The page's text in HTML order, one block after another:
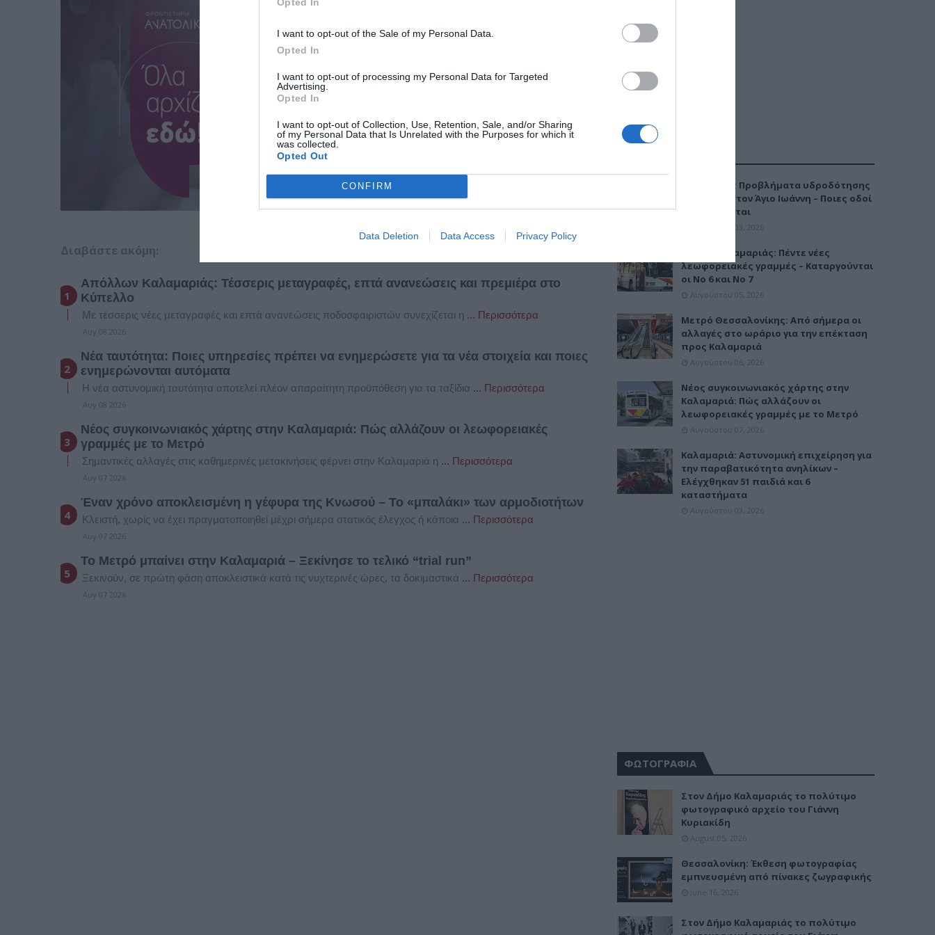
I want to opt-out of the Sale of my Personal Data.
Opted In
I want to opt-out of processing my Personal Data for Targeted
Advertising.
Opted In
I want to opt-out of Collection, Use, Retention, Sale, and/or Sharing
of my Personal Data that Is Unrelated with the Purposes for which it
was collected.
Opted Out
CONFIRM
Data Deletion Data Access Privacy Policy
Διαβάστε ακόμη:
Απόλλων Καλαμαριάς: Τέσσερις μεταγραφές, επτά ανανεώσεις και πρεμιέρα στο
Κύπελλο
Με τέσσερις νέες μεταγραφές και επτά ανανεώσεις ποδοσφαιριστών συνεχίζεται η ... Περισσότερα
Αυγ 08 2026
Νέα ταυτότητα: Ποιες υπηρεσίες πρέπει να ενημερώσετε για τα νέα στοιχεία και ποιες
ενημερώνονται αυτόματα
Η νέα αστυνομική ταυτότητα αποτελεί πλέον απαραίτητη προϋπόθεση για τα ταξίδια ... Περισσότερα
Αυγ 08 2026
Νέος συγκοινωνιακός χάρτης στην Καλαμαριά: Πώς αλλάζουν οι λεωφορειακές
γραμμές με το Μετρό
Σημαντικές αλλαγές στις καθημερινές μετακινήσεις φέρνει στην Καλαμαριά η ... Περισσότερα
Αυγ 07 2026
Έναν χρόνο αποκλεισμένη η γέφυρα της Κνωσού – Το «μπαλάκι» των αρμοδιοτήτων
Κλειστή, χωρίς να έχει πραγματοποιηθεί μέχρι σήμερα στατικός έλεγχος ή κάποια ... Περισσότερα
Αυγ 07 2026
Το Μετρό μπαίνει στην Καλαμαριά – Ξεκίνησε το τελικό “trial run”
Ξεκινούν, σε πρώτη φάση αποκλειστικά κατά τις νυχτερινές ώρες, τα δοκιμαστικά ... Περισσότερα
Αυγ 07 2026
Καλαμαριά: Προβλήματα υδροδότησης
την Τρίτη στον Άγιο Ιωάννη – Ποιες οδοί
επηρεάζονται
Αυγούστου 03, 2026
Μετρό Καλαμαριάς: Πέντε νέες
λεωφορειακές γραμμές – Καταργούνται
οι Νο 6 και Νο 7
Αυγούστου 05, 2026
Μετρό Θεσσαλονίκης: Από σήμερα οι
αλλαγές στο ωράριο για την επέκταση
προς Καλαμαριά
Αυγούστου 06, 2026
Νέος συγκοινωνιακός χάρτης στην
Καλαμαριά: Πώς αλλάζουν οι
λεωφορειακές γραμμές με το Μετρό
Αυγούστου 07, 2026
Καλαμαριά: Αστυνομική επιχείρηση για
την παραβατικότητα ανηλίκων –
Ελέγχθηκαν 51 παιδιά και 6
καταστήματα
Αυγούστου 03, 2026
ΦΩΤΟΓΡΑΦΙΑ
Στον Δήμο Καλαμαριάς το πολύτιμο
φωτογραφικό αρχείο του Γιάννη
Κυριακίδη
August 05, 2026
Θεσσαλονίκη: Έκθεση φωτογραφίας
εμπνευσμένη από πίνακες ζωγραφικής
June 16, 2026
Στον Δήμο Καλαμαριάς το πολύτιμο